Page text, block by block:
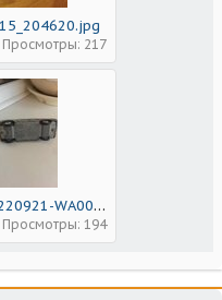
Просмотры: 217
IMG-20220921-WA0050.jpg
Просмотры: 194